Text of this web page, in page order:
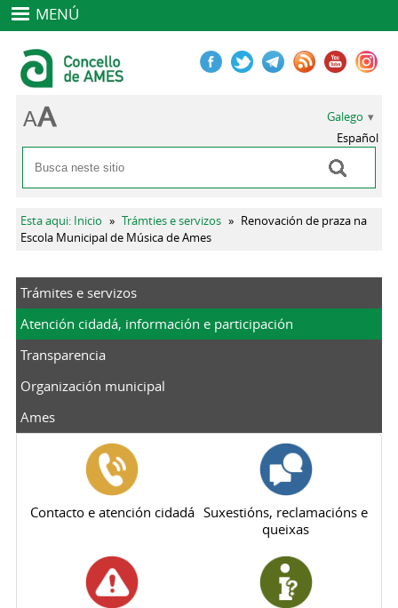
MENÚ
Formulario de busca
Buscar
Galego
Español
Vostede está aquí
Esta aqui: Inicio » Trámties e servizos » Renovación de praza na
Escola Municipal de Música de Ames
Trámites e servizos
Atención cidadá, información e participación
Transparencia
Organización municipal
Ames
Contacto e atención cidadá Suxestións, reclamacións e
queixas